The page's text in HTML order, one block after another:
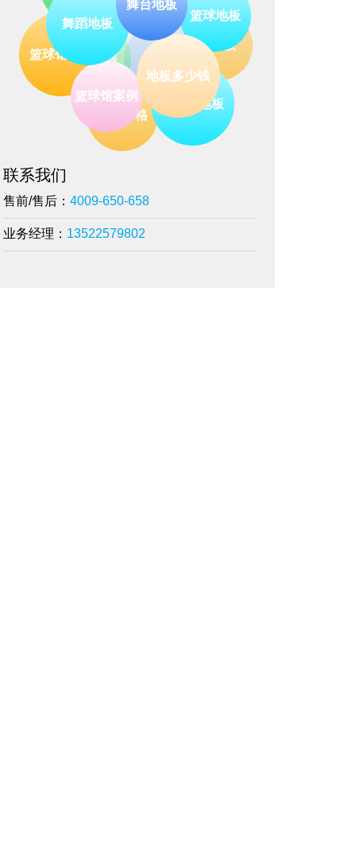
凯洁 木地板
篮球木地板
地板价格
地板销售
篮球地板
地板多少钱
篮球馆案例
篮球馆保养
板
舞台地板
舞蹈地板
联系我们
售前/售后： 4009-650-658
业务经理： 13522579802